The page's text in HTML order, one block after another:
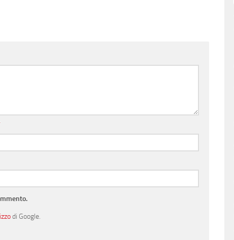
di Google.